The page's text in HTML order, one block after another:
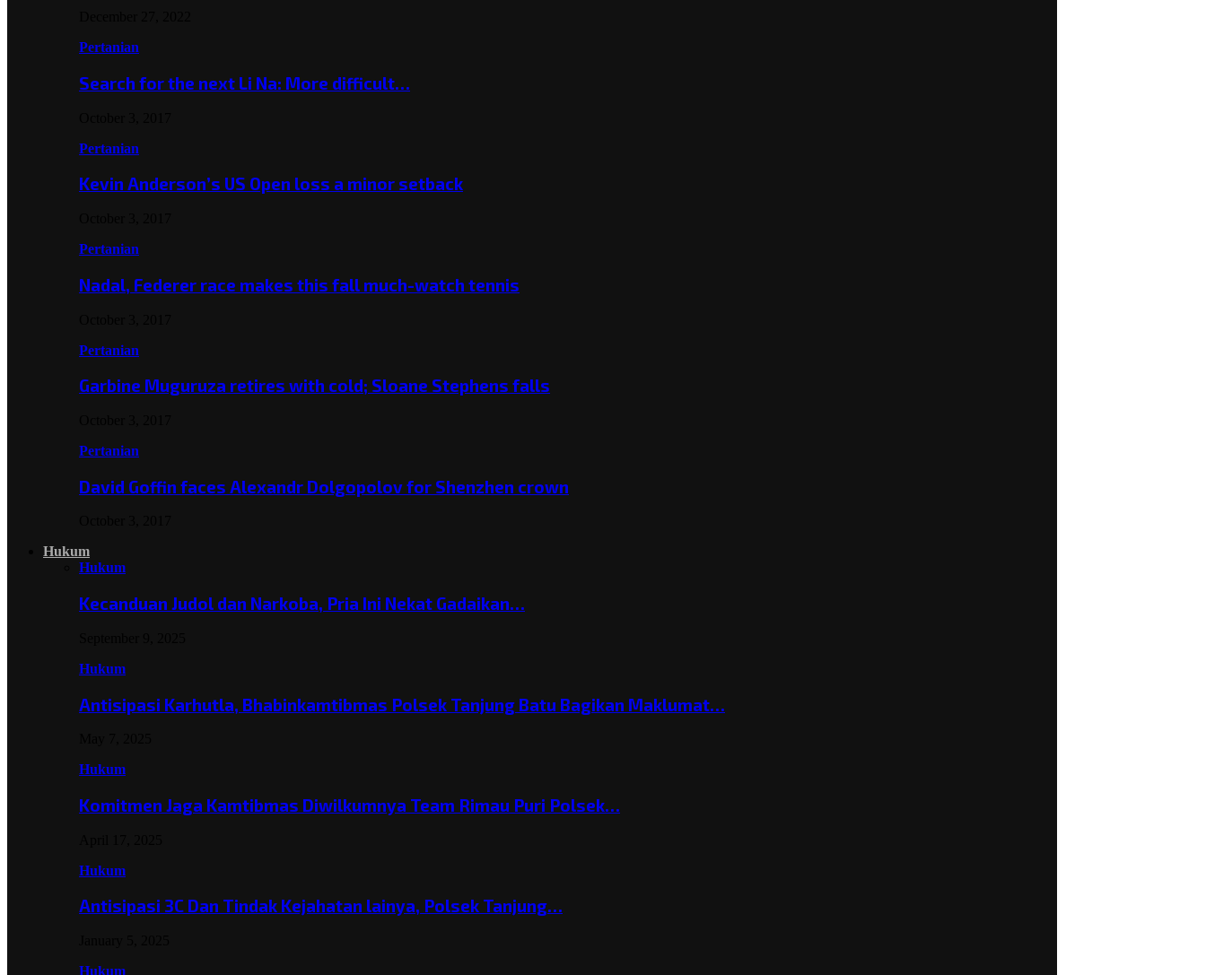
Pertanian
Search for the next Li Na: More difficult…
Pertanian
Kevin Anderson’s US Open loss a minor setback
Pertanian
Nadal, Federer race makes this fall much-watch tennis
Pertanian
Garbine Muguruza retires with cold; Sloane Stephens falls
Pertanian
David Goffin faces Alexandr Dolgopolov for Shenzhen crown
Hukum
Hukum
Kecanduan Judol dan Narkoba, Pria Ini Nekat Gadaikan…
Hukum
Antisipasi Karhutla, Bhabinkamtibmas Polsek Tanjung Batu Bagikan Maklumat…
Hukum
Komitmen Jaga Kamtibmas Diwilkumnya Team Rimau Puri Polsek…
Hukum
Antisipasi 3C Dan Tindak Kejahatan lainya, Polsek Tanjung…
Hukum